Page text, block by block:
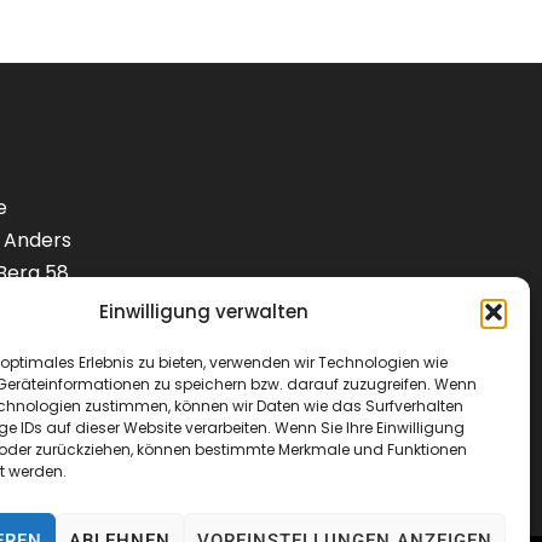
Einwilligung verwalten
Erlebnis zu bieten, verwenden wir Technologien wie
zu speichern bzw. darauf zuzugreifen. Wenn
zustimmen, können wir Daten wie das Surfverhalten
IDs auf dieser Website verarbeiten. Wenn Sie Ihre Einwilligung
zurückziehen, können bestimmte Merkmale und Funktionen
werden.
58
9288240